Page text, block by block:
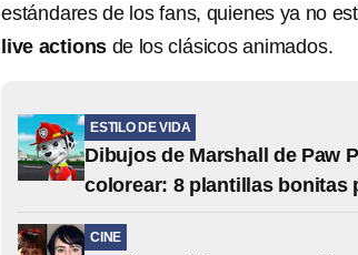
estándares de los fans, quienes ya no
live actions de los clásicos animados.
ESTILO DE VIDA
Dibujos de Marshall de Paw
colorear: 8 plantillas bonitas
CINE